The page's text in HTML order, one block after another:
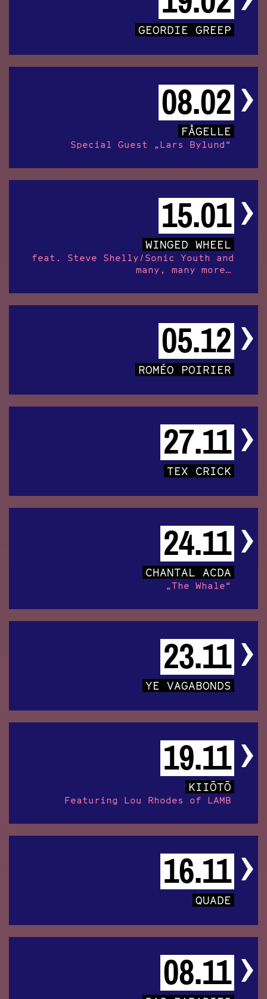
GEORDIE GREEP
08.02
FÅGELLE
Special Guest „Lars Bylund“
15.01
WINGED WHEEL
feat. Steve Shelly/Sonic Youth and
many, many more…
05.12
ROMÉO POIRIER
27.11
TEX CRICK
24.11
CHANTAL ACDA
„The Whale“
23.11
YE VAGABONDS
19.11
KIIŌTŌ
Featuring Lou Rhodes of LAMB
16.11
QUADE
08.11